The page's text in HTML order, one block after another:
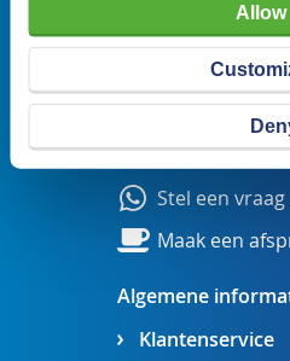
Allow
Algemene
Klantenservice
Bezoekadres
Veldsteen 25,
076 541 5073
Stel een vraag
Maak een